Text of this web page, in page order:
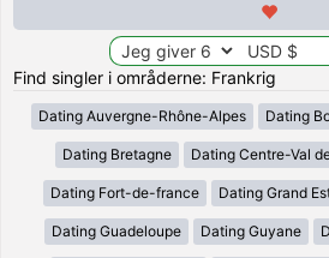
Find singler i områderne: Frankrig
Dating Auvergne-Rhône-Alpes Dating
Dating Bretagne Dating Centre-Val
Dating Fort-de-france Dating Grand
Dating Guadeloupe Dating Guyane